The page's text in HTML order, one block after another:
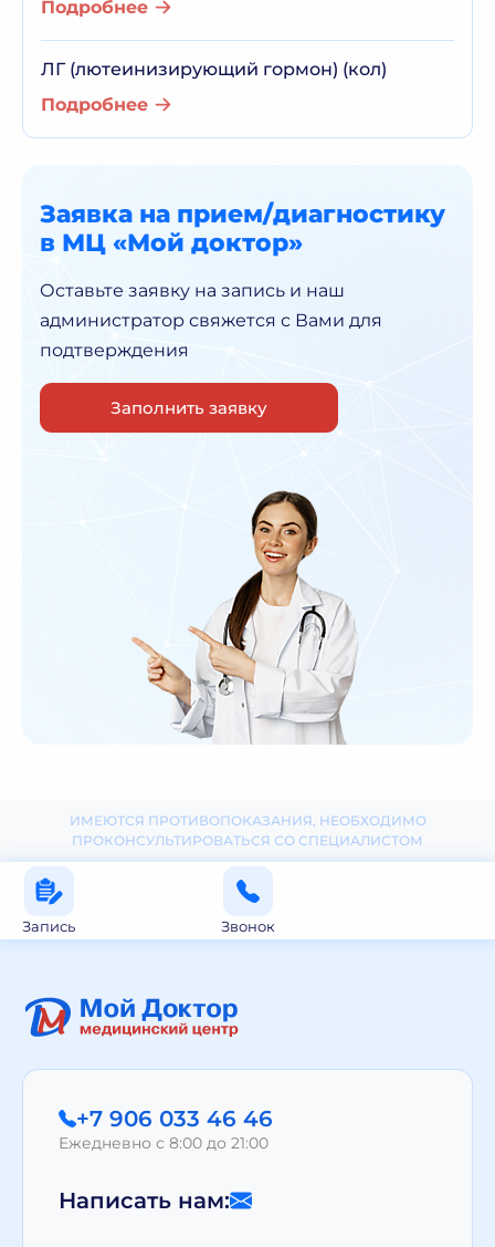
Подробнее
ЛГ (лютеинизирующий гормон) (кол)
Подробнее
Заявка на прием/диагностику
в МЦ «Мой доктор»
Оставьте заявку на запись и наш
администратор свяжется с Вами для
подтверждения
Заполнить заявку
ИМЕЮТСЯ ПРОТИВОПОКАЗАНИЯ, НЕОБХОДИМО
ПРОКОНСУЛЬТИРОВАТЬСЯ СО СПЕЦИАЛИСТОМ
Запись Звонок
+7 906 033 46 46
Ежедневно с 8:00 до 21:00
Написать нам: